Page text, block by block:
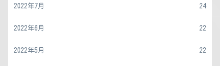
2022年7月 24
2022年6月 22
2022年5月 22